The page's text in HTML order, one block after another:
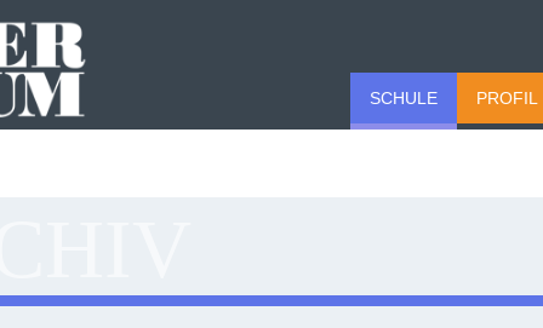
SCHULE PROFIL